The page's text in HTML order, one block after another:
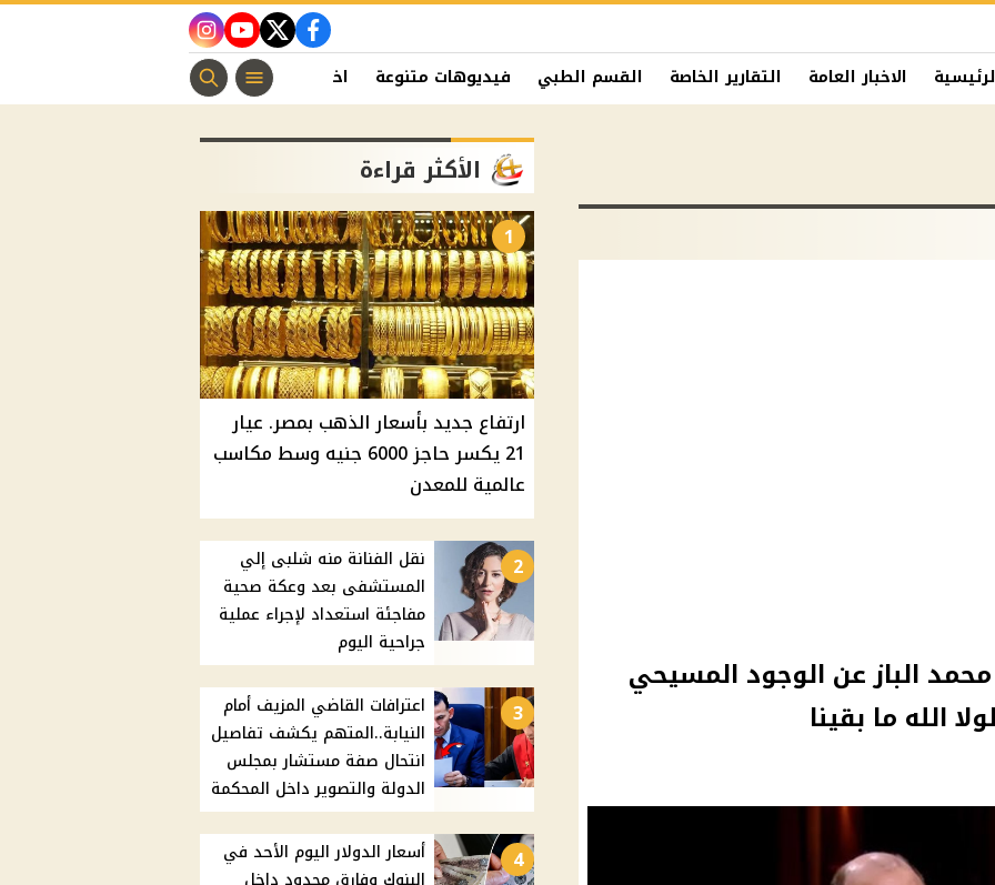
facebook
twitter
youtube
instagram
الاخبار العامة التقارير الخاصة القسم الطبي فيديوهات متنوعة اخبار الفن منوعات مسيحية
الباز عن الوجود المسيحي
الله ما بقينا
الأكثر قراءة
1
ارتفاع جديد بأسعار الذهب بمصر. عيار
21 يكسر حاجز 6000 جنيه وسط مكاسب
عالمية للمعدن
2
نقل الفنانة منه شلبى إلي
المستشفى بعد وعكة صحية
مفاجئة استعداد لإجراء عملية
جراحية اليوم
3
اعترافات القاضي المزيف أمام
النيابة..المتهم يكشف تفاصيل
انتحال صفة مستشار بمجلس
الدولة والتصوير داخل المحكمة
4
أسعار الدولار اليوم الأحد في